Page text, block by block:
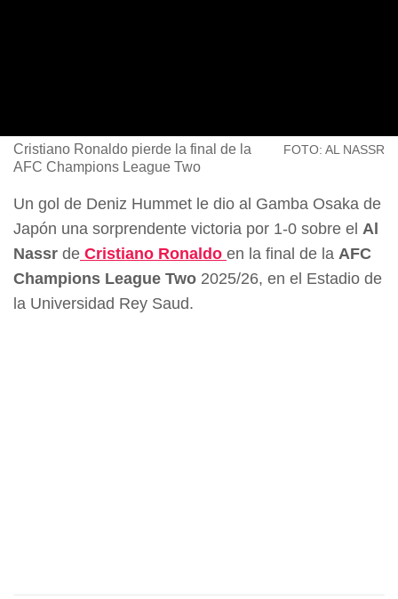
Cristiano Ronaldo pierde la final de la
AFC Champions League Two
FOTO: AL NASSR
Un gol de Deniz Hummet le dio al Gamba Osaka de
Japón una sorprendente victoria por 1-0 sobre el Al
Nassr de Cristiano Ronaldo en la final de la AFC
Champions League Two 2025/26, en el Estadio de
la Universidad Rey Saud.